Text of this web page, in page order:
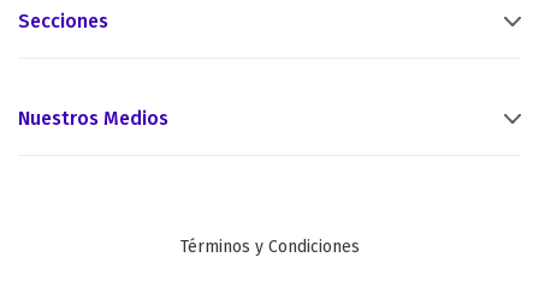
Secciones
Nuestros Medios
Términos y Condiciones